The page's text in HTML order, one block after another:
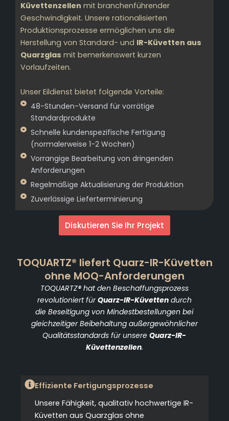
Küvettenzellen mit branchenführender
Geschwindigkeit. Unsere rationalisierten
Produktionsprozesse ermöglichen uns die
Herstellung von Standard- und IR-Küvetten aus
Quarzglas mit bemerkenswert kurzen
Vorlaufzeiten.
Unser Eildienst bietet folgende Vorteile:
48-Stunden-Versand für vorrätige
Standardprodukte
Schnelle kundenspezifische Fertigung
(normalerweise 1-2 Wochen)
Vorrangige Bearbeitung von dringenden
Anforderungen
Regelmäßige Aktualisierung der Produktion
Zuverlässige Lieferterminierung
Diskutieren Sie Ihr Projekt
TOQUARTZ® liefert Quarz-IR-Küvetten
ohne MOQ-Anforderungen
TOQUARTZ® hat den Beschaffungsprozess
revolutioniert fürQuarz-IR-Küvettendurch
die Beseitigung von Mindestbestellungen bei
gleichzeitiger Beibehaltung außergewöhnlicher
Qualitätsstandards für unsereQuarz-IR-
Küvettenzellen.
Effiziente Fertigungsprozesse
Unsere Fähigkeit, qualitativ hochwertige IR-
Küvetten aus Quarzglas ohne